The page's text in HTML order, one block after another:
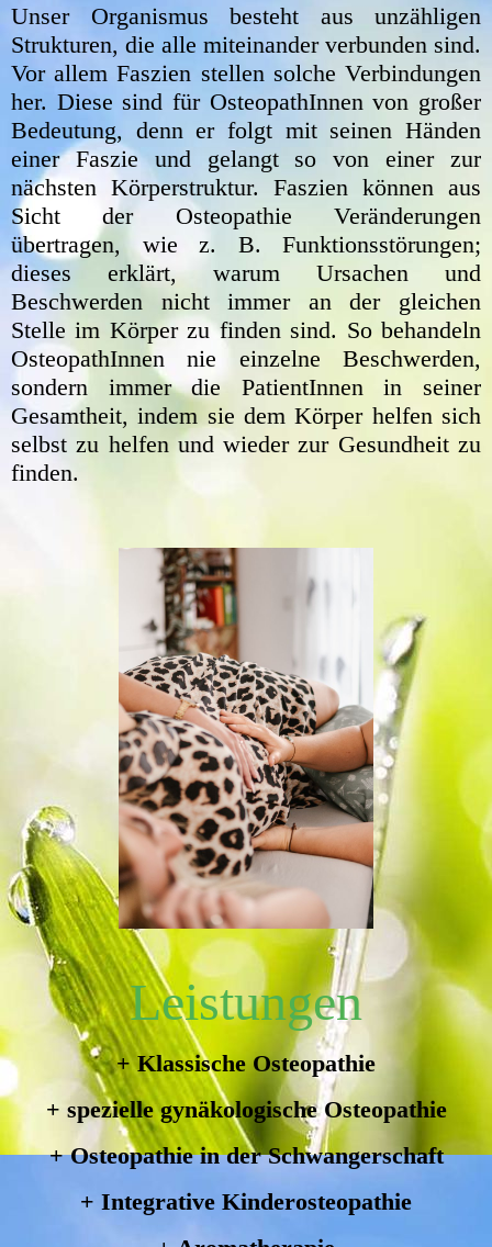
Unser Organismus besteht aus unzähligen
Strukturen, die alle miteinander verbunden sind.
Vor allem Faszien stellen solche Verbindungen
her. Diese sind für OsteopathInnen von großer
Bedeutung, denn er folgt mit seinen Händen
einer Faszie und gelangt so von einer zur
nächsten Körperstruktur. Faszien können aus
Sicht der Osteopathie Veränderungen
übertragen, wie z. B. Funktionsstörungen;
dieses erklärt, warum Ursachen und
Beschwerden nicht immer an der gleichen
Stelle im Körper zu finden sind. So behandeln
OsteopathInnen nie einzelne Beschwerden,
sondern immer die PatientInnen in seiner
Gesamtheit, indem sie dem Körper helfen sich
selbst zu helfen und wieder zur Gesundheit zu
finden.
Leistungen
+ Klassische Osteopathie
+ spezielle gynäkologische Osteopathie
+ Osteopathie in der Schwangerschaft
+ Integrative Kinderosteopathie